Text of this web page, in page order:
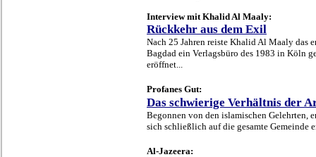
Interview mit Khalid Al Maaly:
Rückkehr aus dem Exil
Nach 25 Jahren reiste Khalid Al Maaly das
Bagdad ein Verlagsbüro des 1983 in Köln
eröffnet...
Profanes Gut:
Das schwierige Verhältnis der
Begonnen von den islamischen Gelehrten,
sich schließlich auf die gesamte Gemeinde
Al-Jazeera: